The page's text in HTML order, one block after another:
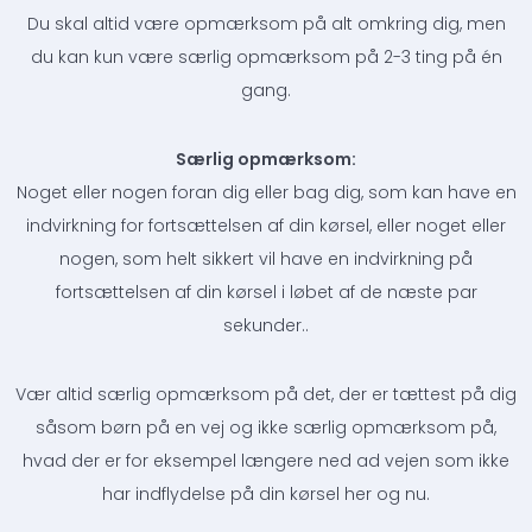
Du skal altid være opmærksom på alt omkring dig, men
du kan kun være særlig opmærksom på 2-3 ting på én
gang.
Særlig opmærksom:
Noget eller nogen foran dig eller bag dig, som kan have en
indvirkning for fortsættelsen af din kørsel, eller noget eller
nogen, som helt sikkert vil have en indvirkning på
fortsættelsen af din kørsel i løbet af de næste par
sekunder..
Vær altid særlig opmærksom på det, der er tættest på dig
såsom børn på en vej og ikke særlig opmærksom på,
hvad der er for eksempel længere ned ad vejen som ikke
har indflydelse på din kørsel her og nu.